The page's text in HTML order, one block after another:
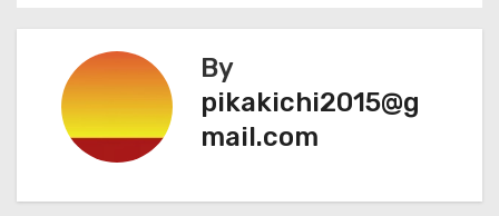
稿
ビ
By
pikakichi2015@g
mail.com